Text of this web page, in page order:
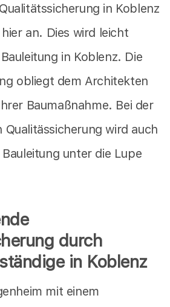
in Koblenz
an. Dies wird leicht
in Koblenz. Die
obliegt dem Architekten
Baumaßnahme. Bei der
Qualitässicherung wird auch
unter die Lupe
durch
in Koblenz
mit einem